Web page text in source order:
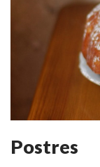
Postres